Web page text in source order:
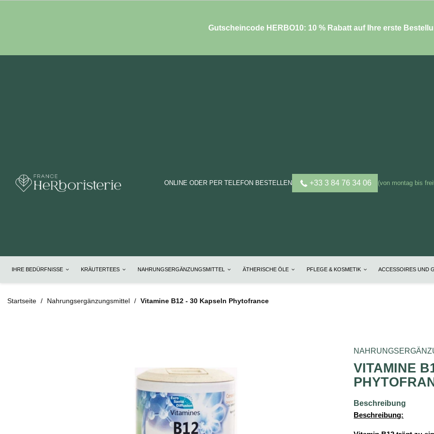
Gutscheincode HERBO10: 10 % Rabatt auf Ihre erste
ONLINE ODER PER TELEFON BESTELLEN +33 3 84 76 34 06 (von montag bis
IHRE BEDÜRFNISSE KRÄUTERTEES NAHRUNGSERGÄNZUNGSMITTEL ÄTHERISCHE ÖLE PFLEGE & KOSMETIK ACCESSOIRES UND
Startseite Nahrungsergänzungsmittel Vitamine B12 - 30 Kapseln Phytofrance
VITAMINE
Beschreibung
Beschreibung: